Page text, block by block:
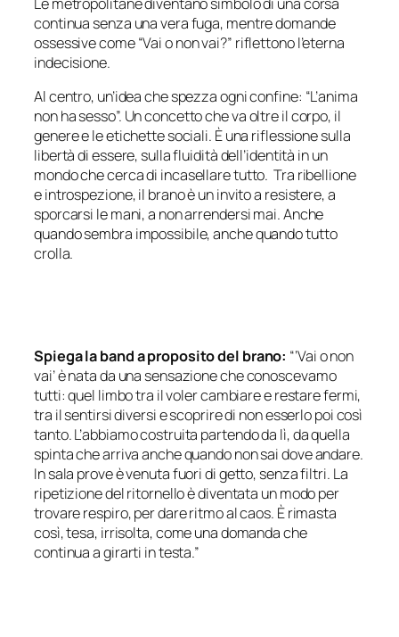
continua senza una vera fuga, mentre domande
ossessive come “Vai o non vai?” riflettono l’eterna
indecisione.
Al centro, un’idea che spezza ogni confine: “L’anima
non ha sesso”. Un concetto che va oltre il corpo, il
genere e le etichette sociali. È una riflessione sulla
libertà di essere, sulla fluidità dell’identità in un
mondo che cerca di incasellare tutto. Tra ribellione
e introspezione, il brano è un invito a resistere, a
sporcarsi le mani, a non arrendersi mai. Anche
quando sembra impossibile, anche quando tutto
crolla.
Spiega la band a proposito del brano: “‘Vai o non
vai’ è nata da una sensazione che conoscevamo
tutti: quel limbo tra il voler cambiare e restare fermi,
tra il sentirsi diversi e scoprire di non esserlo poi così
tanto. L’abbiamo costruita partendo da lì, da quella
spinta che arriva anche quando non sai dove andare.
In sala prove è venuta fuori di getto, senza filtri. La
ripetizione del ritornello è diventata un modo per
trovare respiro, per dare ritmo al caos. È rimasta
così, tesa, irrisolta, come una domanda che
continua a girarti in testa.”